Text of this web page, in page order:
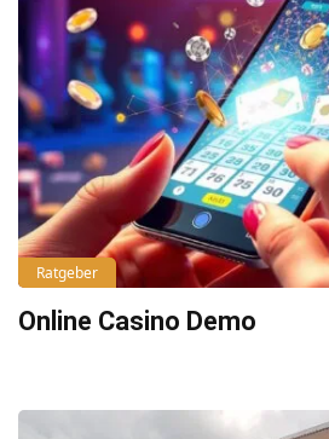
Ratgeber
Online Casino Demo